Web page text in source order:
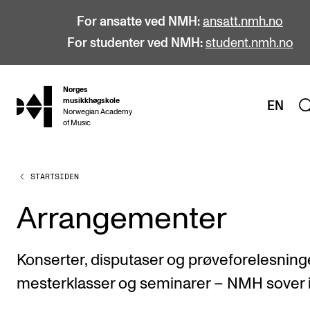
For ansatte ved NMH: ansatt.nmh.no
For studenter ved NMH: student.nmh.no
hjem
Norges
musikkhøgskole
Norwegian Academy
of Music
EN
STUDIER
Alle studier
Bachelor
Master
Doktorgrad
STARTSIDEN
Arrangementer
Konserter, disputaser og
mesterklasser og seminarer – NMH sover